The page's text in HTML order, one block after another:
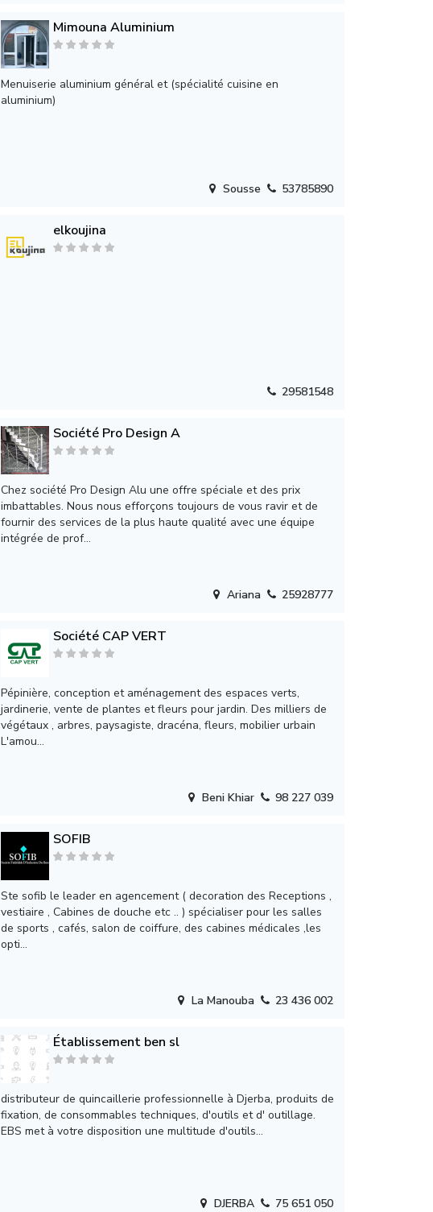
Mimouna Aluminium
Menuiserie aluminium général et (spécialité cuisine en
aluminium)
Sousse 53785890
elkoujina
29581548
Société Pro Design A
Chez société Pro Design Alu une offre spéciale et des prix
imbattables. Nous nous efforçons toujours de vous ravir et de
fournir des services de la plus haute qualité avec une équipe
intégrée de prof...
Ariana 25928777
Société CAP VERT
Pépinière, conception et aménagement des espaces verts,
jardinerie, vente de plantes et fleurs pour jardin. Des milliers de
végétaux , arbres, paysagiste, dracéna, fleurs, mobilier urbain
L'amou...
Beni Khiar 98 227 039
SOFIB
Ste sofib le leader en agencement ( decoration des Receptions ,
vestiaire , Cabines de douche etc .. ) spécialiser pour les salles
de sports , cafés, salon de coiffure, des cabines médicales ,les
opti...
La Manouba 23 436 002
Établissement ben sl
distributeur de quincaillerie professionnelle à Djerba, produits de
fixation, de consommables techniques, d'outils et d' outillage.
EBS met à votre disposition une multitude d'outils...
DJERBA 75 651 050